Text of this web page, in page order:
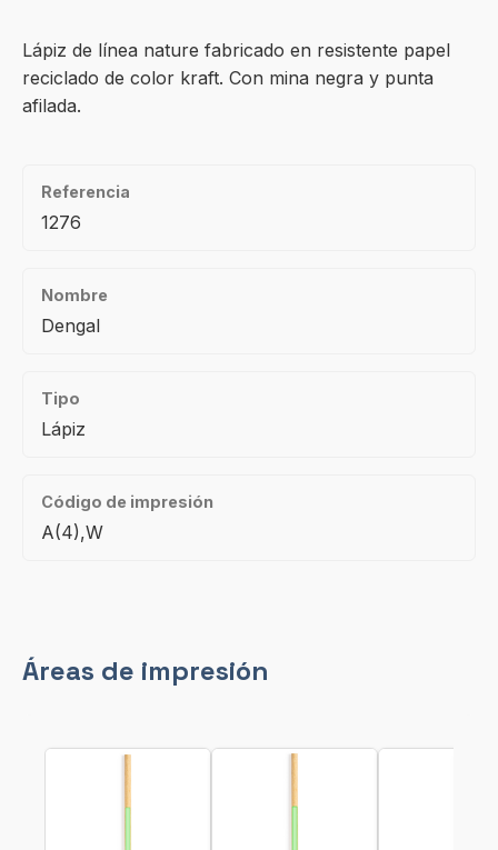
Lápiz de línea nature fabricado en resistente papel
reciclado de color kraft. Con mina negra y punta
afilada.
Referencia
1276
Nombre
Dengal
Tipo
Lápiz
Código de impresión
A(4),W
Áreas de impresión